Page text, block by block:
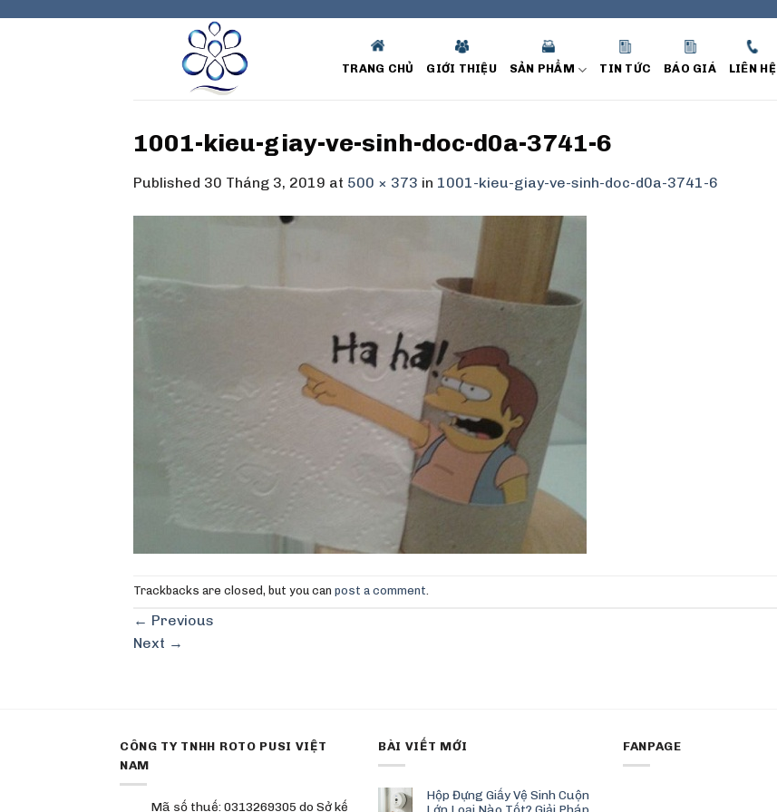
TRANG CHỦ GIỚI THIỆU SẢN PHẨM TIN TỨC BÁO GIÁ LIÊN HỆ
1001-kieu-giay-ve-sinh-doc-d0a-3741-6
Published 30 Tháng 3, 2019 at 500 × 373 in 1001-kieu-giay-ve-sinh-doc-d0a-3741-6
Trackbacks are closed, but you can post a comment
← Previous
Next →
CÔNG TY TNHH ROTO PUSI VIỆT
NAM
Mã số thuế: 0313269305 do Sở kế
BÀI VIẾT MỚI
Hộp Đựng Giấy Vệ Sinh Cuộn
FANPAGE